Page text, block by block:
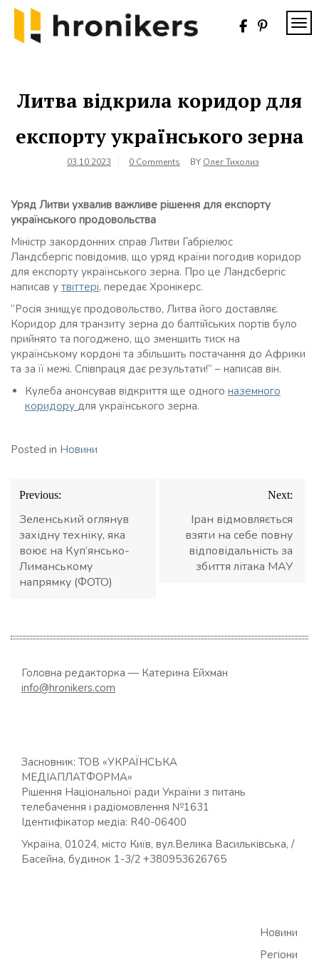
Skip
content
Литва відкрила коридор для
експорту українського зерна
03.10.2023 0 Comments BY Олег Тихолиз
Уряд Литви ухвалив важливе рішення для експорту
українського продовольства
Міністр закордонних справ Литви Габріелюс
Ландсбергіс повідомив, що уряд країни погодив коридор
для експорту українського зерна. Про це Ландсбергіс
написав у твіттері, передає Хронікерс.
“Росія знищує продовольство, Литва його доставляє.
Коридор для транзиту зерна до балтійських портів було
прийнято та погоджено, що зменшить тиск на
українському кордоні та збільшить постачання до Африки
та за її межі. Співпраця дає результати!” – написав він.
Кулеба анонсував відкриття ще одного наземного
коридору для українського зерна.
Posted in Новини
Навігація
записів
Previous:
Зеленський оглянув
західну техніку, яка
воює на Куп’янсько-
Лиманському
напрямку (ФОТО)
Next:
Іран відмовляється
взяти на себе повну
відповідальність за
збиття літака МАУ
Головна редакторка — Катерина Ейхман
info@hronikers.com
Засновник: ТОВ «УКРАЇНСЬКА
МЕДІАПЛАТФОРМА»
Рішення Національної ради України з питань
телебачення і радіомовлення №1631
Ідентифікатор медіа: R40-06400
Україна, 01024, місто Київ, вул.Велика Васильківська, /
Басейна, будинок 1-3/2 +380953626765
Новини
Регіони